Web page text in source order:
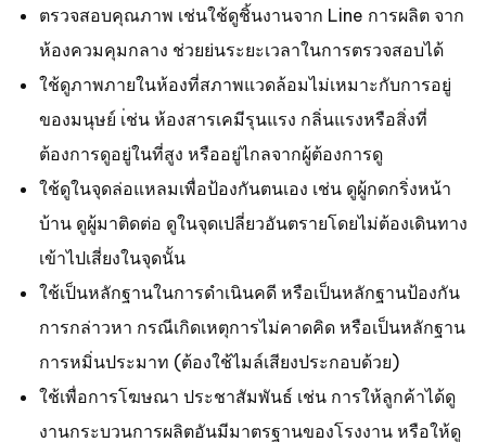
ตรวจสอบคุณภาพ เช่นใช้ดูชิ้นงานจาก Line การผลิต จาก
ห้องควมคุมกลาง ช่วยย่นระยะเวลาในการตรวจสอบได้
ใช้ดูภาพภายในห้องที่สภาพแวดล้อมไม่เหมาะกับการอยู่
ของมนุษย์ เ่ช่น ห้องสารเคมีรุนแรง กลิ่นแรงหรือสิ่งที่
ต้องการดูอยู่ในที่สูง หรืออยู่ไกลจากผู้ต้องการดู
ใช้ดูในจุดล่อแหลมเพื่อป้องกันตนเอง เช่น ดูผู้กดกริ่งหน้า
บ้าน ดูผู้มาติดต่อ ดูในจุดเปลี่ยวอันตรายโดยไม่ต้องเดินทาง
เข้าไปเสี่ยงในจุดนั้น
ใช้เป็นหลักฐานในการดำเนินคดี หรือเป็นหลักฐานป้องกัน
การกล่าวหา กรณีเกิดเหตุการไม่คาดคิด หรือเป็นหลักฐาน
การหมิ่นประมาท (ต้องใช้ไมล์เสียงประกอบด้วย)
ใช้เพื่อการโฆษณา ประชาสัมพันธ์ เช่น การให้ลูกค้าได้ดู
งานกระบวนการผลิตอันมีมาตรฐานของโรงงาน หรือให้ดู